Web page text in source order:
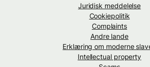
Juridisk meddelelse
Cookiepolitik
Complaints
Andre lande
Erklæring om moderne
Intellectual property